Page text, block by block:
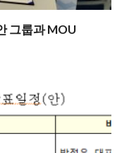
그룹과 MOU